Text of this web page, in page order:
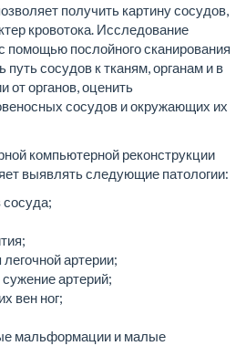
получить картину сосудов,
кровотока. Исследование
помощью послойного сканирования
путь сосудов к тканям, органам и в
от органов, оценить
сосудов и окружающих их
компьютерной реконструкции
выявлять следующие патологии:
сосуда;
артерии;
артерий;
вен ног;
мальформации и малые